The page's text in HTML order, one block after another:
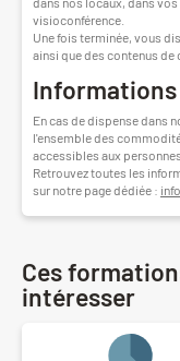
visioconférence.
Une fois terminée, vous
ainsi que des contenus de
En cas de dispense dans
l'ensemble des
accessibles aux
Retrouvez toutes les
sur notre page dédiée :
Ces
intéresser